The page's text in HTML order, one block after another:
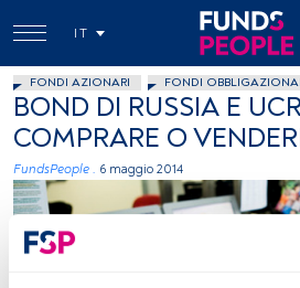
IT
FONDI AZIONARI FONDI
BOND DI RUSSIA E
COMPRARE O
FundsPeople . 6 maggio 2014